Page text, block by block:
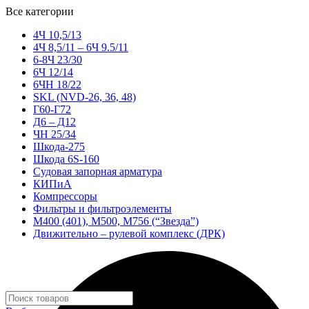
Все категории
4Ч 10,5/13
4Ч 8,5/11 – 6Ч 9.5/11
6-8Ч 23/30
6Ч 12/14
6ЧН 18/22
SKL (NVD-26, 36, 48)
Г60-Г72
Д6 – Д12
ЧН 25/34
Шкода-275
Шкода 6S-160
Судовая запорная арматура
КИПиА
Компрессоры
Фильтры и фильтроэлементы
М400 (401), М500, М756 (“Звезда”)
Движительно – рулевой комплекс (ДРК)